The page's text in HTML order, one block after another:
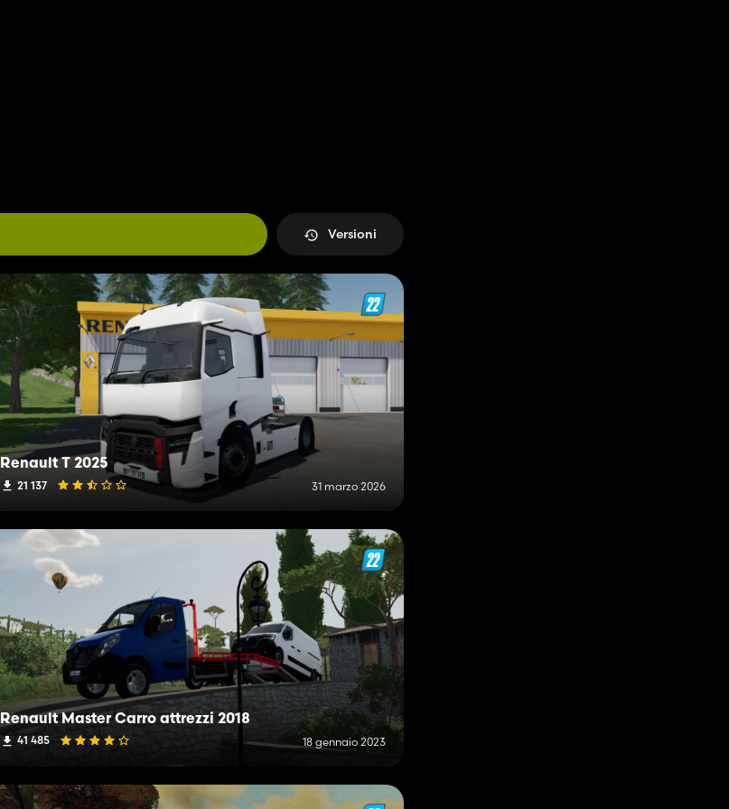
Versioni
Renault T 2025
21 137 31 marzo 2026
Renault Master Carro attrezzi 2018
41 485 18 gennaio 2023